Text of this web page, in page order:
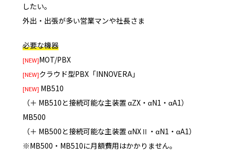
したい。
外出・出張が多い営業マンや社長さま
必要な機器
[NEW]MOT/PBX
[NEW]クラウド型PBX「INNOVERA」
[NEW] MB510
（＋ MB510と接続可能な主装置 αZX・αN1・αA1）
MB500
（＋ MB500と接続可能な主装置 αNXⅡ・αN1・αA1）
※MB500・MB510に月額費用はかかりません。